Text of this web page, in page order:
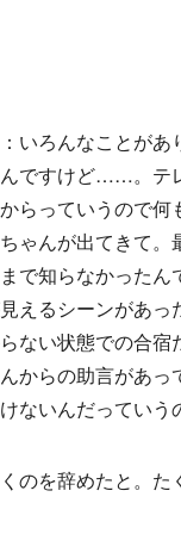
いろんなことがあ
ですけど……。テ
らっていうので何
ゃんが出てきて。
で知らなかったん
えるシーンがあっ
ない状態での合宿
からの助言があっ
ないんだっていう
のを辞めたと。た